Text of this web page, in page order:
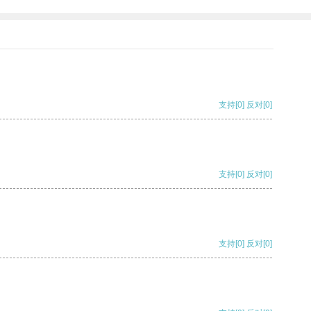
支持[0] 反对[0]
支持[0] 反对[0]
支持[0] 反对[0]